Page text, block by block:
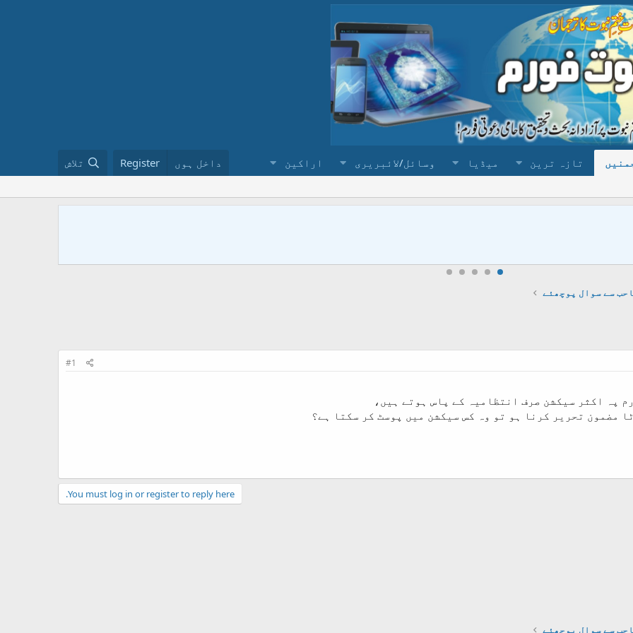
تازہ ترین میڈیا وسائل/لائبریری اراکین داخل ہوں Register تلاش
سے سوال پوچھئے
#1
پہ اکثر سیکشن صرف انتظامیہ کے پاس ہوتے ہیں،
مضمون تحریر کرنا ہو تو وہ کس سیکشن میں پوسٹ کر سکتا ہے؟
You must log in or register to reply here.
سے سوال پوچھئے